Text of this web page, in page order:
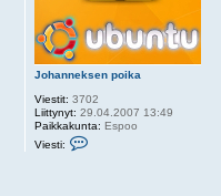
Johanneksen poika
Viestit: 3702
Liittynyt: 29.04.2007 13:49
Paikkakunta: Espoo
Viesti: